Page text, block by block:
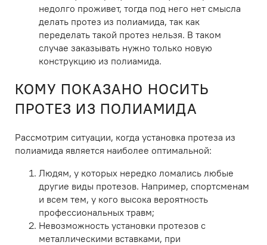
недолго проживет, тогда под него нет смысла
делать протез из полиамида, так как
переделать такой протез нельзя. В таком
случае заказывать нужно только новую
конструкцию из полиамида.
КОМУ ПОКАЗАНО НОСИТЬ
ПРОТЕЗ ИЗ ПОЛИАМИДА
Рассмотрим ситуации, когда установка протеза из
полиамида является наиболее оптимальной:
Людям, у которых нередко ломались любые
другие виды протезов. Например, спортсменам
и всем тем, у кого высока вероятность
профессиональных травм;
Невозможность установки протезов с
металлическими вставками, при